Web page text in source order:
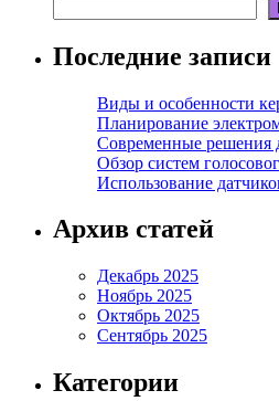
Последние записи
Виды и особенности
Планирование
Современные решения
Обзор систем
Использование
Архив статей
Декабрь 2025
Ноябрь 2025
Октябрь 2025
Сентябрь 2025
Категории